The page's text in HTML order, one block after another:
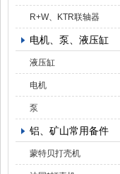
R+W、KTR联轴器
电机、泵、液压缸
液压缸
电机
泵
铝、矿山常用备件
蒙特贝打壳机